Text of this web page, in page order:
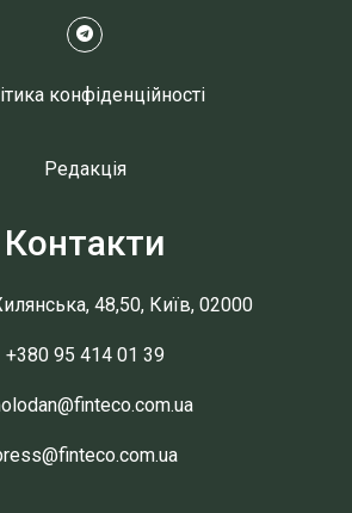
конфіденційності
Редакція
Контакти
48,50, Київ, 02000
+380 95 414 01 39